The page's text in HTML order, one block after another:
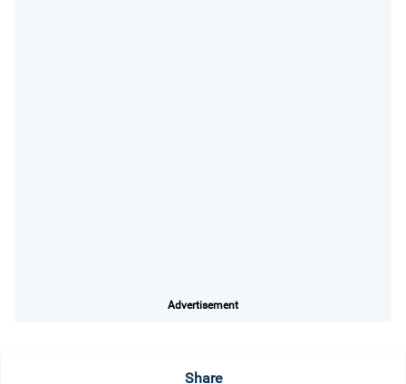
Advertisement
Share